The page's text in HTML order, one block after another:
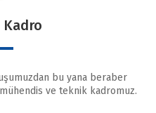
Kadro
bu yana beraber
ve teknik kadromuz.